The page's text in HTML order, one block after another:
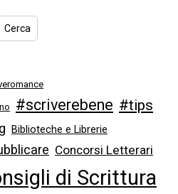
Cerca
#scriverebene #tips
Biblioteche e Librerie
Concorsi Letterari
di Scrittura